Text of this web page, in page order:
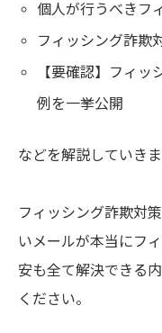
個人が行うべきフ
フィッシング詐欺
【要確認】フィ
例を一挙公開
などを解説していきま
フィッシング詐欺対
いメールが本当にフ
安も全て解決できる
ください。